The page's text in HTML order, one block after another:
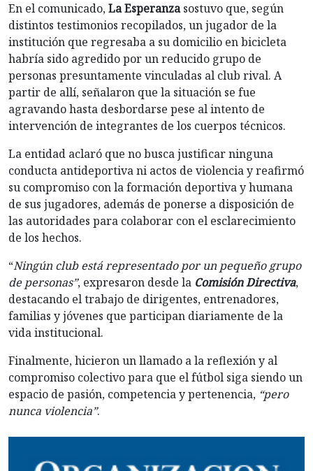
En el comunicado,La Esperanzasostuvo que, según
distintos testimonios recopilados, un jugador de la
institución que regresaba a su domicilio en bicicleta
habría sido agredido por un reducido grupo de
personas presuntamente vinculadas al club rival. A
partir de allí, señalaron que la situación se fue
agravando hasta desbordarse pese al intento de
intervención de integrantes de los cuerpos técnicos.
La entidad aclaró que no busca justificar ninguna
conducta antideportiva ni actos de violencia y reafirmó
su compromiso con la formación deportiva y humana
de sus jugadores, además de ponerse a disposición de
las autoridades para colaborar con el esclarecimiento
de los hechos.
“Ningún club está representado por un pequeño grupo
de personas”, expresaron desde la Comisión Directiva,
destacando el trabajo de dirigentes, entrenadores,
familias y jóvenes que participan diariamente de la
vida institucional.
Finalmente, hicieron un llamado a la reflexión y al
compromiso colectivo para que el fútbol siga siendo un
espacio de pasión, competencia y pertenencia, “pero
nunca violencia”.